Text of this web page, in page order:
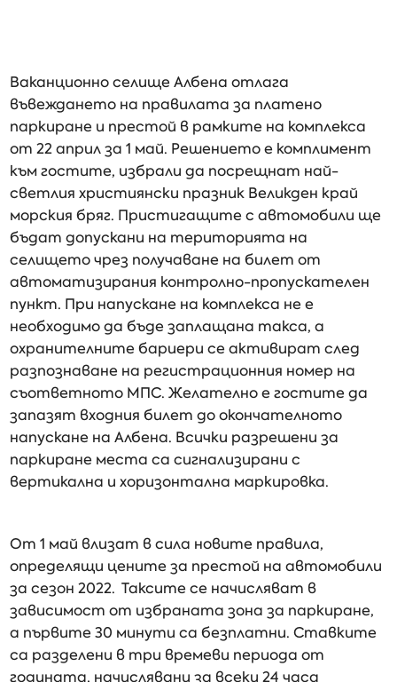
Ваканционно селище Албена отлага
въвеждането на правилата за платено
паркиране и престой в рамките на комплекса
от 22 април за 1 май. Решението е комплимент
към гостите, избрали да посрещнат най-
светлия християнски празник Великден край
морския бряг. Пристигащите с автомобили ще
бъдат допускани на територията на
селището чрез получаване на билет от
автоматизирания контролно-пропускателен
пункт. При напускане на комплекса не е
необходимо да бъде заплащана такса, а
охранителните бариери се активират след
разпознаване на регистрационния номер на
съответното МПС. Желателно е гостите да
запазят входния билет до окончателното
напускане на Албена. Всички разрешени за
паркиране места са сигнализирани с
вертикална и хоризонтална маркировка.
От 1 май влизат в сила новите правила,
определящи цените за престой на автомобили
за сезон 2022. Таксите се начисляват в
зависимост от избраната зона за паркиране,
а първите 30 минути са безплатни. Ставките
са разделени в три времеви периода от
годината, начислявани за всеки 24 часа